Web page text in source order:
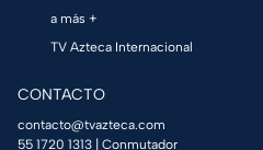
a más +
TV Azteca Internacional
CONTACTO
contacto@tvazteca.com
55 1720 1313 | Conmutador